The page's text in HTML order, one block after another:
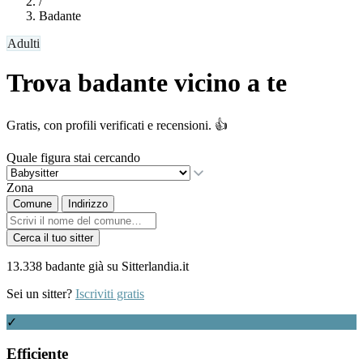
Badante
Adulti
Trova badante vicino a te
Gratis, con profili verificati e recensioni. 👍
Quale figura stai cercando
Zona
Comune Indirizzo
Cerca il tuo sitter
13.338 badante già su Sitterlandia.it
Sei un sitter? Iscriviti gratis
✓
Efficiente